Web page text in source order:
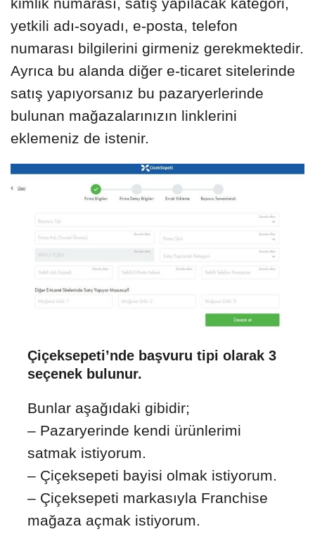
kimlik numarası, satış yapılacak kategori,
yetkili adı-soyadı, e-posta, telefon
numarası bilgilerini girmeniz gerekmektedir.
Ayrıca bu alanda diğer e-ticaret sitelerinde
satış yapıyorsanız bu pazaryerlerinde
bulunan mağazalarınızın linklerini
eklemeniz de istenir.
Çiçeksepeti’nde başvuru tipi olarak 3
seçenek bulunur.
Bunlar aşağıdaki gibidir;
– Pazaryerinde kendi ürünlerimi
satmak istiyorum.
– Çiçeksepeti bayisi olmak istiyorum.
– Çiçeksepeti markasıyla Franchise
mağaza açmak istiyorum.